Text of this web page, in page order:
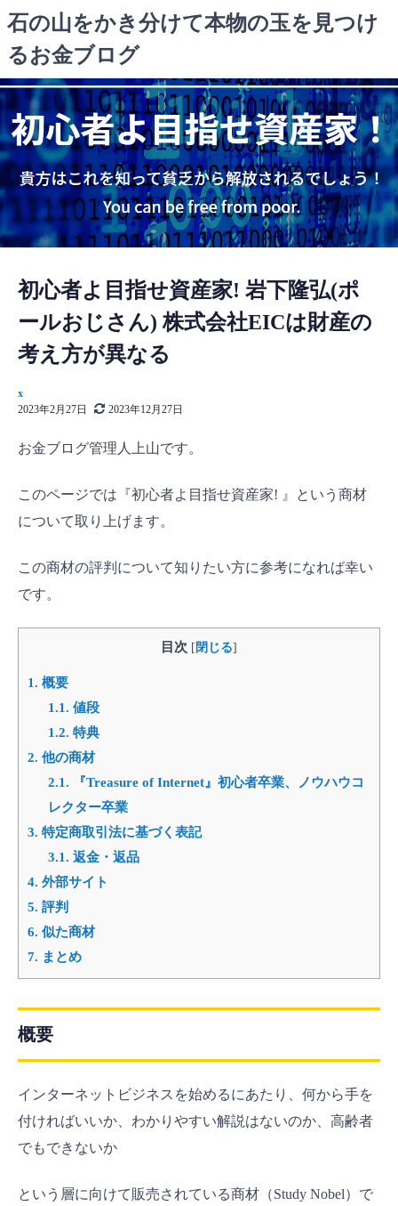
コ
ン
テ
ツ
へ
ス
キ
ッ
プ
石の山をかき分けて本物の玉を見つけ
るお金ブログ
初心者よ目指せ資産家! 岩下隆弘(ポ
ールおじさん) 株式会社EICは財産の
考え方が異なる
x
2023年2月27日
2023年12月27日
お金ブログ管理人上山です。
このページでは『初心者よ目指せ資産家! 』という商材
について取り上げます。
この商材の評判について知りたい方に参考になれば幸い
です。
目次 [ 閉じる]
1. 概要
1.1. 値段
1.2. 特典
2. 他の商材
2.1. 『Treasure of Internet』初心者卒業、ノウハウコ
レクター卒業
3. 特定商取引法に基づく表記
3.1. 返金・返品
4. 外部サイト
5. 評判
6. 似た商材
7. まとめ
概要
インターネットビジネスを始めるにあたり、何から手を
付ければいいか、わかりやすい解説はないのか、高齢者
でもできないか
という層に向けて販売されている商材（Study Nobel）で